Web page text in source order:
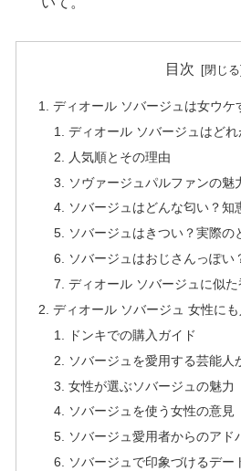
目次
ディオール ソバージュは女ウケ
ディオール ソバージュはど
人気順とその理由
ソヴァージュパルファンの魅
ソバージュはどんな匂い？知
ソバージュはきつい？実際の
ソバージュはおじさんっぽい
ディオール ソバージュに似た
ディオール ソバージュ 女性に
ドンキでの購入ガイド
ソバージュを愛用する芸能人
女性が選ぶソバージュの魅力
ソバージュを使う女性の意見
ソバージュ愛用者からのアド
ソバージュで印象づけるデー